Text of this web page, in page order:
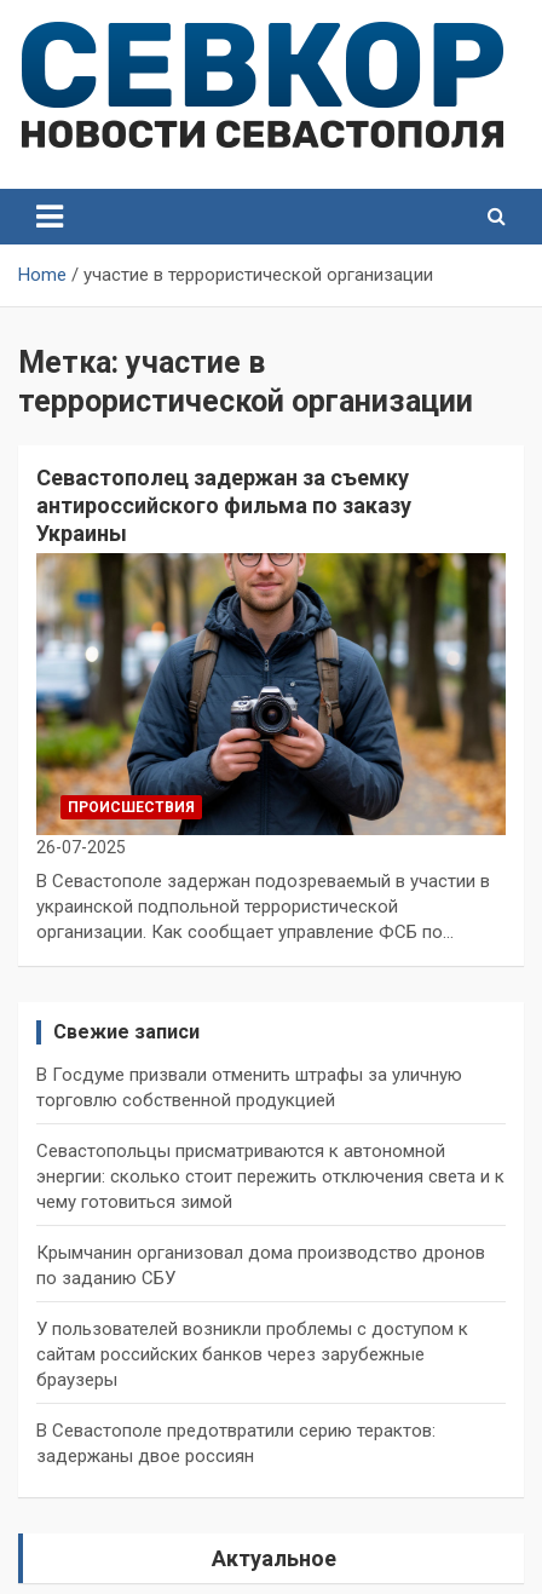
content
Севастополя
Севастополя
Home участие в террористической организации
Метка:участие в
террористической организации
Севастополец задержан за съемку
антироссийского фильма по заказу
Украины
ПРОИСШЕСТВИЯ
26-07-2025
В Севастополе задержан подозреваемый в участии в
украинской подпольной террористической
организации. Как сообщает управление ФСБ по…
Свежие записи
В Госдуме призвали отменить штрафы за уличную
торговлю собственной продукцией
Севастопольцы присматриваются к автономной
энергии: сколько стоит пережить отключения света и к
чему готовиться зимой
Крымчанин организовал дома производство дронов
по заданию СБУ
У пользователей возникли проблемы с доступом к
сайтам российских банков через зарубежные
браузеры
В Севастополе предотвратили серию терактов:
задержаны двое россиян
Актуальное